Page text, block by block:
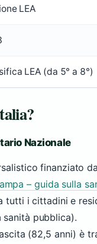
LEA
LEA (da 5° a 8°)
Nazionale
finanziato
– guida sulla
tutti i cittadini e
sanità pubblica).
(82,5 anni) è